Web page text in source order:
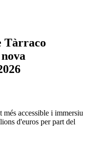
Tàrraco
accessible i immersiu
d'euros per part del